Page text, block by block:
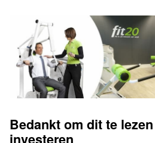
Bedankt om dit te
investeren